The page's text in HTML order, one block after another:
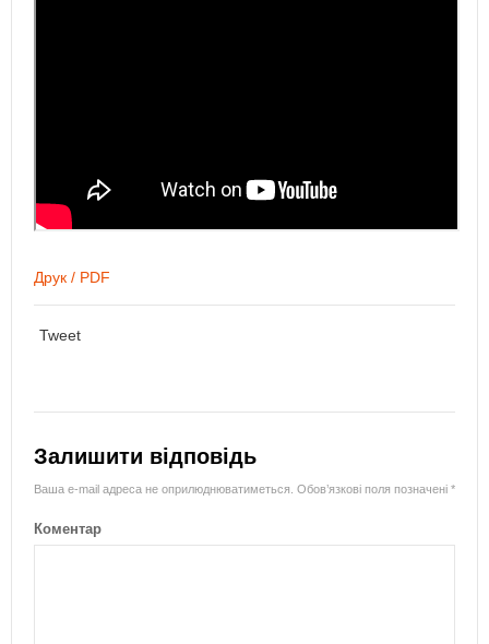
Друк / PDF
Tweet
Залишити відповідь
Ваша e-mail адреса не оприлюднюватиметься. Обов’язкові поля позначені *
Коментар